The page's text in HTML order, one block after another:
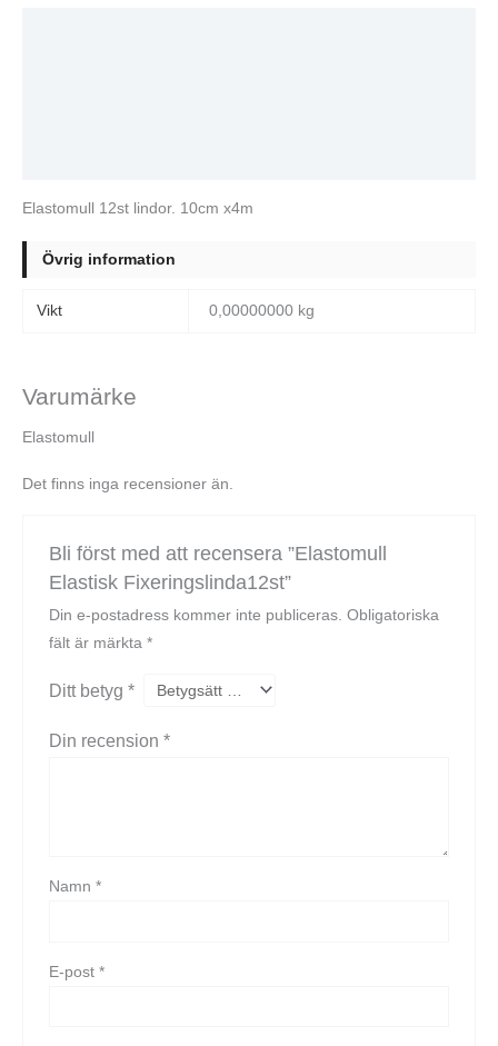
Elastomull 12st lindor. 10cm x4m
Övrig information
Vikt 0,00000000 kg
Varumärke
Elastomull
Det finns inga recensioner än.
Bli först med att recensera ”Elastomull
Elastisk Fixeringslinda12st”
Din e-postadress kommer inte publiceras. Obligatoriska
fält är märkta *
Ditt betyg *
Din recension *
Namn *
E-post *